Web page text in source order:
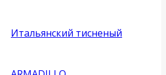
Итальянский тисненый